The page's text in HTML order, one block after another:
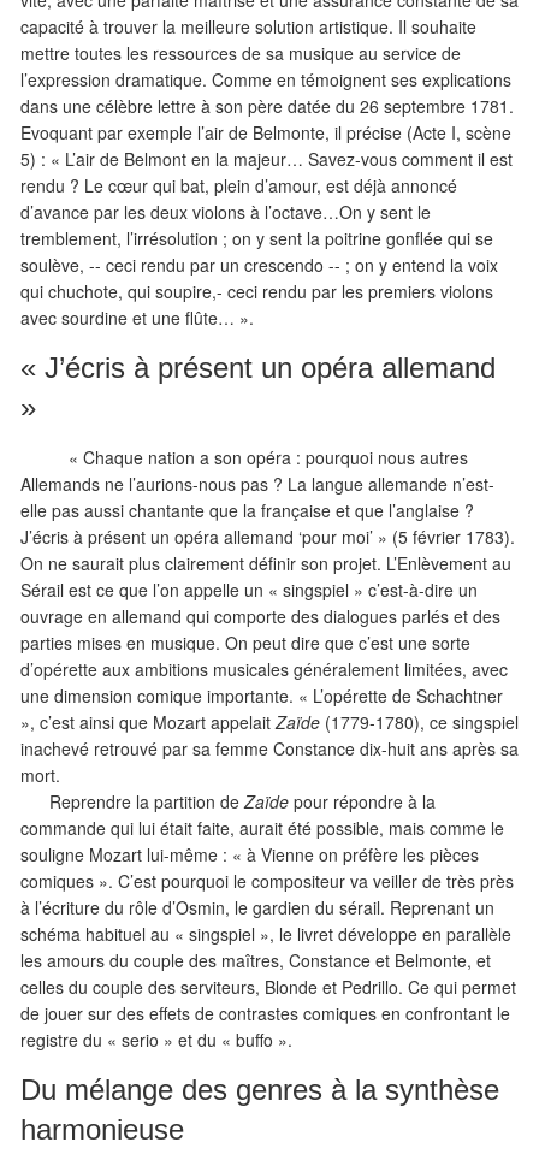
capacité à trouver la meilleure solution artistique. Il souhaite
mettre toutes les ressources de sa musique au service de
l’expression dramatique. Comme en témoignent ses explications
dans une célèbre lettre à son père datée du 26 septembre 1781.
Evoquant par exemple l’air de Belmonte, il précise (Acte I, scène
5) : « L’air de Belmont en la majeur… Savez-vous comment il est
rendu ? Le cœur qui bat, plein d’amour, est déjà annoncé
d’avance par les deux violons à l’octave…On y sent le
tremblement, l’irrésolution ; on y sent la poitrine gonflée qui se
soulève, -- ceci rendu par un crescendo -- ; on y entend la voix
qui chuchote, qui soupire,- ceci rendu par les premiers violons
avec sourdine et une flûte… ».
« J’écris à présent un opéra allemand
»
« Chaque nation a son opéra : pourquoi nous autres
Allemands ne l’aurions-nous pas ? La langue allemande n’est-
elle pas aussi chantante que la française et que l’anglaise ?
J’écris à présent un opéra allemand ‘pour moi’ » (5 février 1783).
On ne saurait plus clairement définir son projet. L’Enlèvement au
Sérail est ce que l’on appelle un « singspiel » c’est-à-dire un
ouvrage en allemand qui comporte des dialogues parlés et des
parties mises en musique. On peut dire que c’est une sorte
d’opérette aux ambitions musicales généralement limitées, avec
une dimension comique importante. « L’opérette de Schachtner
», c’est ainsi que Mozart appelaitZaïde (1779-1780), ce singspiel
inachevé retrouvé par sa femme Constance dix-huit ans après sa
mort.
Reprendre la partition deZaïde pour répondre à la
commande qui lui était faite, aurait été possible, mais comme le
souligne Mozart lui-même : « à Vienne on préfère les pièces
comiques ». C’est pourquoi le compositeur va veiller de très près
à l’écriture du rôle d’Osmin, le gardien du sérail. Reprenant un
schéma habituel au « singspiel », le livret développe en parallèle
les amours du couple des maîtres, Constance et Belmonte, et
celles du couple des serviteurs, Blonde et Pedrillo. Ce qui permet
de jouer sur des effets de contrastes comiques en confrontant le
registre du « serio » et du « buffo ».
Du mélange des genres à la synthèse
harmonieuse